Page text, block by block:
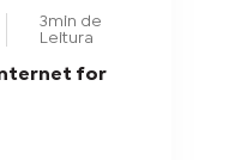
3min de
Leitura
for